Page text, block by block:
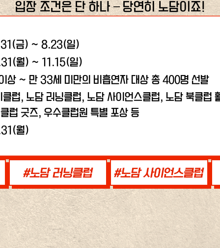
입장 조건은 단 하나 – 당연히 노담이죠!
금) ~ 8.23(일)
월) ~ 11.15(일)
상 ~ 만 33세 미만의 비흡연자 대상 총 400명 선발
클럽, 노담 러닝클럽, 노담 사이언스클럽, 노담 북클럽
럽 굿즈, 우수클럽원 특별 포상 등
월)